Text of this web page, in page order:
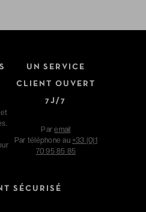
UN SERVICE
CLIENT OUVERT
7J/7
Paremail
Par téléphone au +33 (0)1
70 95 85 85
SÉCURISÉ